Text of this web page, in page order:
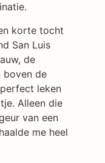
korte tocht
San Luis
de
boven de
leken
Alleen die
van een
me heel